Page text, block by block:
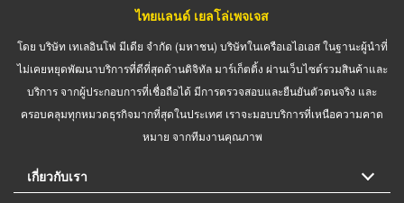
ไทยแลนด์ เยลโล่เพจเจส
โดย บริษัท เทเลอินโฟ มีเดีย จำกัด (มหาชน) บริษัทในเครือเอไอเอส ในฐานะผู้นำที่
ไม่เคยหยุดพัฒนาบริการที่ดีที่สุดด้านดิจิทัล มาร์เก็ตติ้ง ผ่านเว็บไซต์รวมสินค้าและ
บริการ จากผู้ประกอบการที่เชื่อถือได้ มีการตรวจสอบและยืนยันตัวตนจริง และ
ครอบคลุมทุกหมวดธุรกิจมากที่สุดในประเทศ เราจะมอบบริการที่เหนือความคาด
หมาย จากทีมงานคุณภาพ
เกี่ยวกับเรา